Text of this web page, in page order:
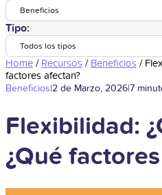
Beneficios
Tipo:
Todos los tipos
Home / Recursos / Beneficios /
factores afectan?
Beneficios|2 de Marzo, 2026|7
Flexibilidad:
¿Qué